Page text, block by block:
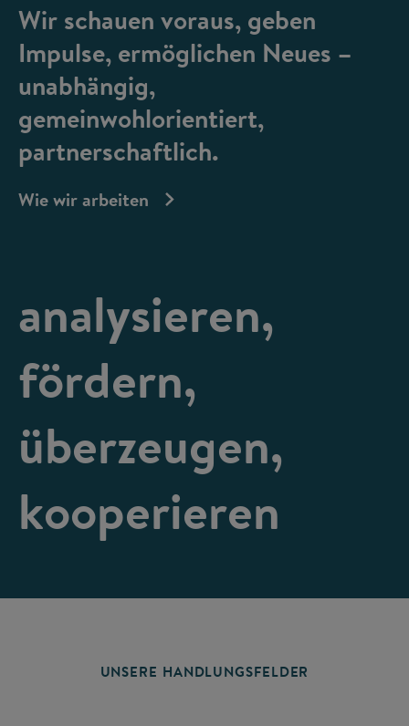
Wir schauen voraus, geben
Impulse, ermöglichen Neues –
unabhängig,
gemeinwohlorientiert,
partnerschaftlich.
Wie wir arbeiten
analysieren,
fördern,
überzeugen,
kooperieren
UNSERE HANDLUNGSFELDER